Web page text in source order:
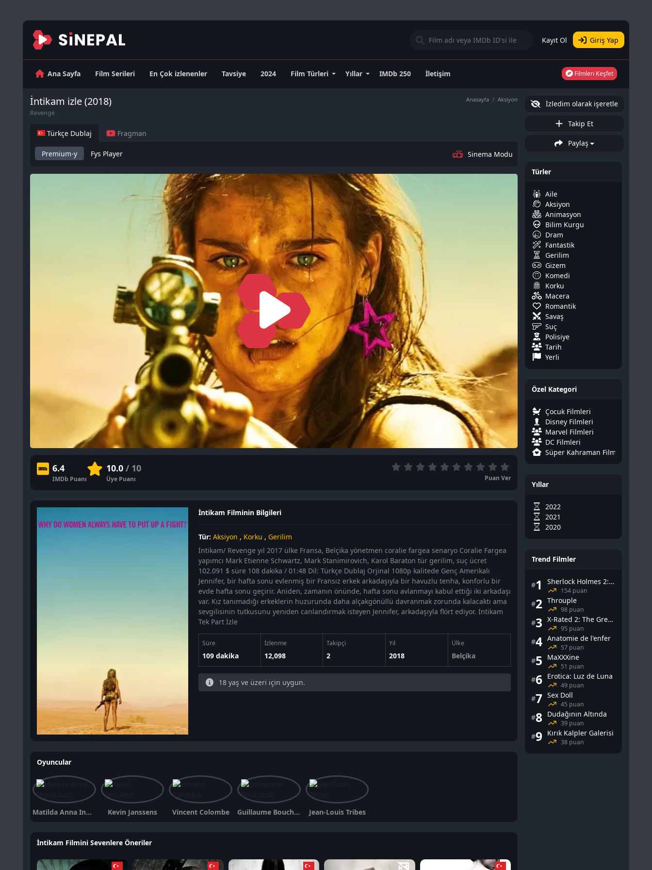
Kayıt Ol Giriş Yap
Ana Sayfa Film Serileri En Çok izlenenler Tavsiye 2024 Film Türleri Yıllar IMDb 250 İletişim Filmleri Keşfet
İntikam izle (2018)
Revenge
Anasayfa Aksiyon
Türkçe Dublaj Fragman
Premium-y Fys Player Sinema Modu
6.4
IMDb Puanı
10.0/ 10
Üye Puanı Puan Ver
İntikam Filminin Bilgileri
Tür: Aksiyon , Korku , Gerilim
İntikam/ Revenge yıl 2017 ülke Fransa, Belçika yönetmen coralie fargea senaryo Coralie Fargea
yapımcı Mark Etienne Schwartz, Mark Stanimirovich, Karol Baraton tür gerilim, suç ücret
102.091 $ süre 108 dakika / 01:48 Dil: Türkçe Dublaj Orjinal 1080p kalitede Genç Amerikalı
Jennifer, bir hafta sonu evlenmiş bir Fransız erkek arkadaşıyla bir havuzlu tenha, konforlu bir
evde hafta sonu geçirir. Aniden, zamanın önünde, hafta sonu avlanmayı kabul ettiği iki arkadaşı
var. Kız tanımadığı erkeklerin huzurunda daha alçakgönüllü davranmak zorunda kalacaktı ama
sevgilisinin tutkusunu yeniden canlandırmak isteyen Jennifer, arkadaşıyla flört ediyor. İntikam
Tek Part İzle
Süre
109 dakika
İzlenme
12,098
Takipçi
2
Yıl
2018
Ülke
Belçika
18 yaş ve üzeri için uygun.
Oyuncular
Matilda Anna Ingrid Lutz Kevin Janssens Vincent Colombe Guillaume Bouchède Jean-Louis Tribes
İntikam Filmini Sevenlere Öneriler
İzledim olarak işeretle
Takip Et
Paylaş
Türler
Aile
Aksiyon
Animasyon
Bilim Kurgu
Dram
Fantastik
Gerilim
Gizem
Komedi
Korku
Macera
Romantik
Savaş
Suç
Polisiye
Tarih
Yerli
Özel Kategori
Çocuk Filmleri
Disney Filmleri
Marvel Filmleri
DC Filmleri
Süper Kahraman Filmleri
Yıllar
2022
2021
2020
Trend Filmler
#1 Sherlock Holmes 2: Gölge Oyunları
154 puan
#2 Throuple
98 puan
#3 X-Rated 2: The Greatest Adult Stars of All-Time
95 puan
#4 Anatomie de l'enfer
57 puan
#5 MaXXXine
51 puan
#6 Erotica: Luz de Luna
49 puan
#7 Sex Doll
45 puan
#8 Dudağının Altında
39 puan
#9 Kırık Kalpler Galerisi
38 puan